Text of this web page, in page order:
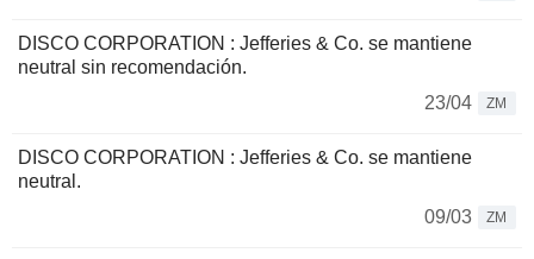
DISCO CORPORATION : Jefferies & Co. se mantiene
neutral sin recomendación.
23/04
ZM
DISCO CORPORATION : Jefferies & Co. se mantiene
neutral.
09/03
ZM